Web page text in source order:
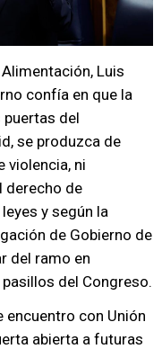
Luis
confía en que la
del
se produzca de
violencia, ni
derecho de
y según la
de Gobierno de
del ramo en
del Congreso.
encuentro con Unión
abierta a futuras